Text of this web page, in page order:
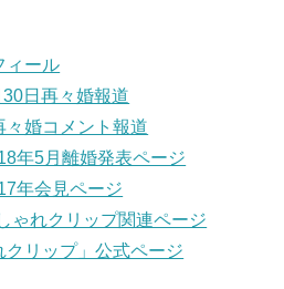
ィール
日再々婚報道
々婚コメント報道
年5月離婚発表ページ
年会見ページ
ゃれクリップ関連ページ
クリップ」公式ページ